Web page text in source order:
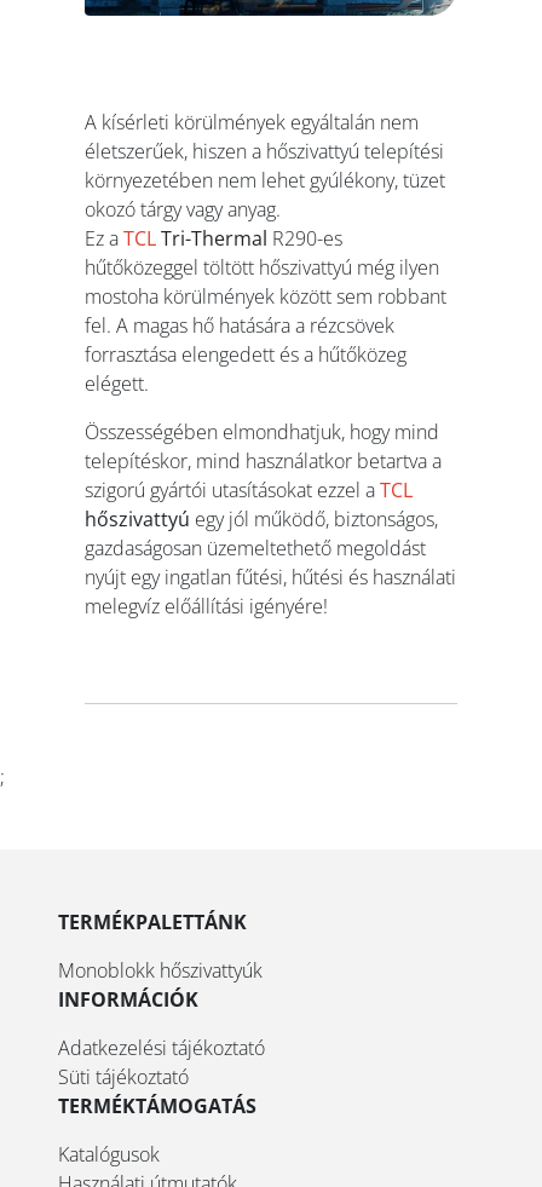
A kísérleti körülmények egyáltalán nem
életszerűek, hiszen a hőszivattyú telepítési
környezetében nem lehet gyúlékony, tüzet
okozó tárgy vagy anyag.
Ez aTCLTri-Thermal R290-es
hűtőközeggel töltött hőszivattyú még ilyen
mostoha körülmények között sem robbant
fel. A magas hő hatására a rézcsövek
forrasztása elengedett és a hűtőközeg
elégett.
Összességében elmondhatjuk, hogy mind
telepítéskor, mind használatkor betartva a
szigorú gyártói utasításokat ezzel aTCL
hőszivattyú egy jól működő, biztonságos,
gazdaságosan üzemeltethető megoldást
nyújt egy ingatlan fűtési, hűtési és használati
melegvíz előállítási igényére!
;
TERMÉKPALETTÁNK
Monoblokk hőszivattyúk
INFORMÁCIÓK
Adatkezelési tájékoztató
Süti tájékoztató
TERMÉKTÁMOGATÁS
Katalógusok